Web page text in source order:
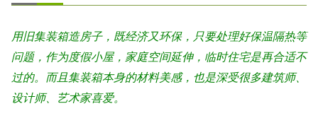
用旧集装箱造房子，既经济又环保，只要处理好保温隔热等
问题，作为度假小屋，家庭空间延伸，临时住宅是再合适不
过的。而且集装箱本身的材料美感，也是深受很多建筑师、
设计师、艺术家喜爱。